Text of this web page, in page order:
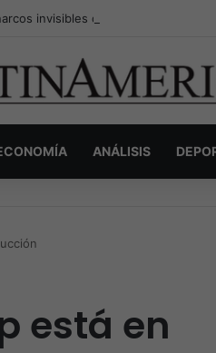
invisibles de Colombia: la
ANÁLISIS
está en